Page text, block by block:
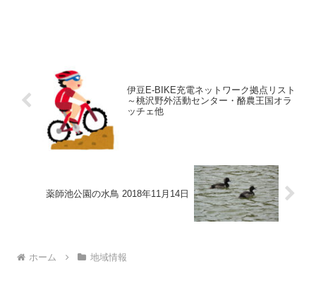
伊豆E-BIKE充電ネットワーク拠点リスト
～桃沢野外活動センター・酪農王国オラ
ッチェ他
薬師池公園の水鳥 2018年11月14日
ホーム 地域情報